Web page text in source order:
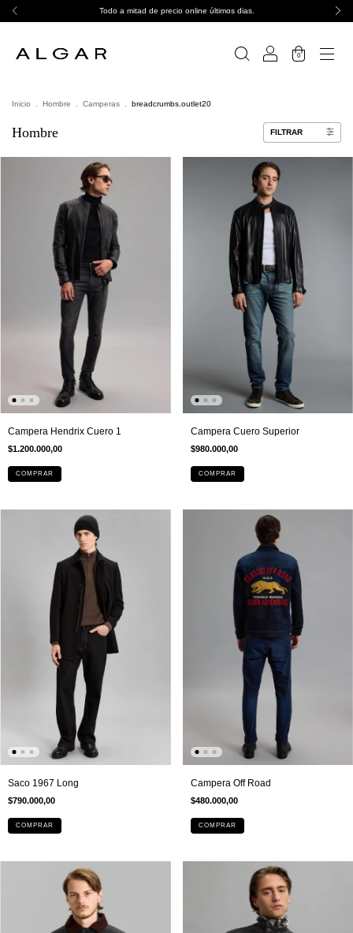
Todo a mitad de precio online últimos dias.
0
Inicio Hombre Camperas breadcrumbs.outlet20
Hombre FILTRAR
Campera Hendrix Cuero 1
$1.200.000,00
COMPRAR
Campera Cuero Superior
$980.000,00
COMPRAR
Saco 1967 Long
$790.000,00
COMPRAR
Campera Off Road
$480.000,00
COMPRAR